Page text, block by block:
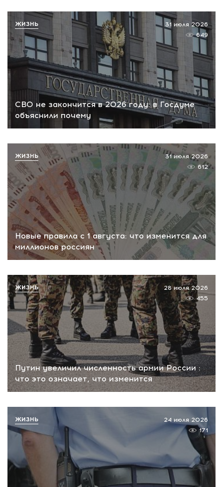
СВО не закончится в 2026 году: в Госдуме
объяснили почему
31 июля 2026
649
ЖИЗНЬ
Новые правила с 1 августа: что изменится для
миллионов россиян
31 июля 2026
612
ЖИЗНЬ
Путин увеличил численность армии России :
что это означает, что изменится
28 июля 2026
455
ЖИЗНЬ
24 июля 2026
171
ЖИЗНЬ